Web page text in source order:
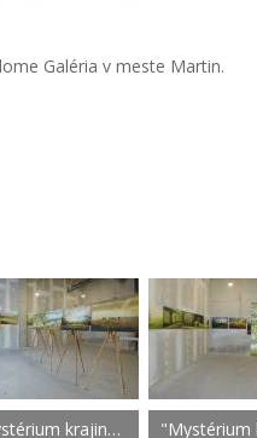
Galéria v meste Martin.
"Mystérium krajiny" Martin Galéria